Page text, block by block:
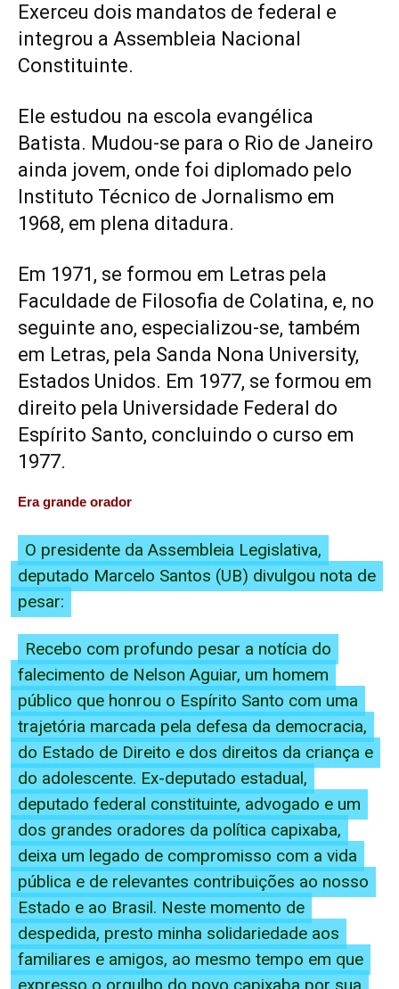
Exerceu dois mandatos de federal e
integrou a Assembleia Nacional
Constituinte.
Ele estudou na escola evangélica
Batista. Mudou-se para o Rio de Janeiro
ainda jovem, onde foi diplomado pelo
Instituto Técnico de Jornalismo em
1968, em plena ditadura.
Em 1971, se formou em Letras pela
Faculdade de Filosofia de Colatina, e, no
seguinte ano, especializou-se, também
em Letras, pela Sanda Nona University,
Estados Unidos. Em 1977, se formou em
direito pela Universidade Federal do
Espírito Santo, concluindo o curso em
1977.
Era grande orador
O presidente da Assembleia Legislativa,
deputado Marcelo Santos (UB) divulgou nota de
pesar:
Recebo com profundo pesar a notícia do
falecimento de Nelson Aguiar, um homem
público que honrou o Espírito Santo com uma
trajetória marcada pela defesa da democracia,
do Estado de Direito e dos direitos da criança e
do adolescente. Ex-deputado estadual,
deputado federal constituinte, advogado e um
dos grandes oradores da política capixaba,
deixa um legado de compromisso com a vida
pública e de relevantes contribuições ao nosso
Estado e ao Brasil. Neste momento de
despedida, presto minha solidariedade aos
familiares e amigos, ao mesmo tempo em que